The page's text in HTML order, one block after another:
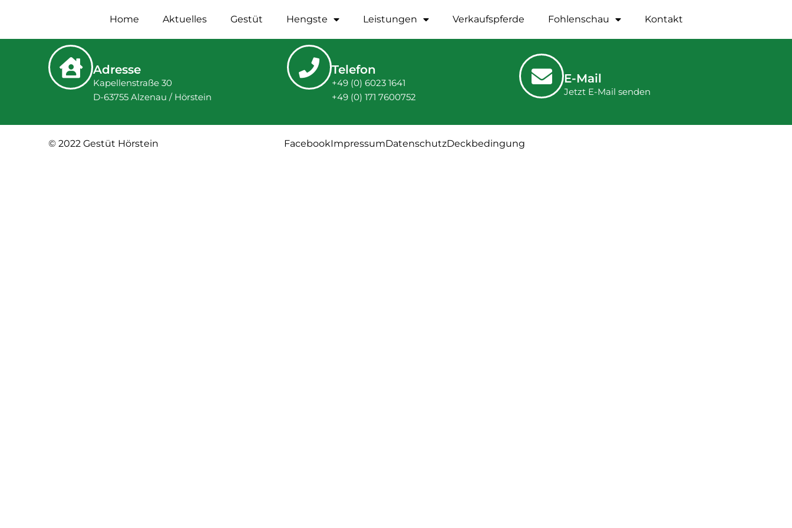
Home Aktuelles Gestüt Hengste Leistungen Verkaufspferde Fohlenschau Kontakt
Adresse
Kapellenstraße 30
D-63755 Alzenau / Hörstein
Telefon
+49 (0) 6023 1641
+49 (0) 171 7600752
E-Mail
Jetzt E-Mail senden
© 2022 Gestüt Hörstein FacebookImpressumDatenschutzDeckbedingung